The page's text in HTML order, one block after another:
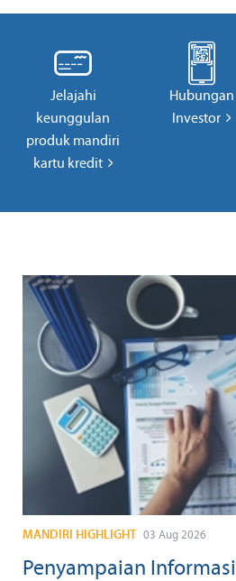
Jelajahi
keunggulan
produk mandiri
kartu kredit
Hubungan
Investor
MANDIRI HIGHLIGHT 03 Aug 2026
Penyampaian